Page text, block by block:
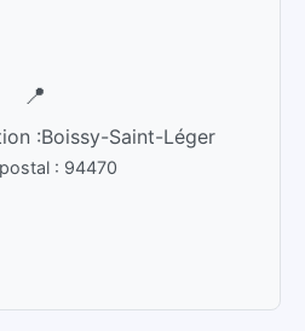
📍
:Boissy-Saint-Léger
: 94470